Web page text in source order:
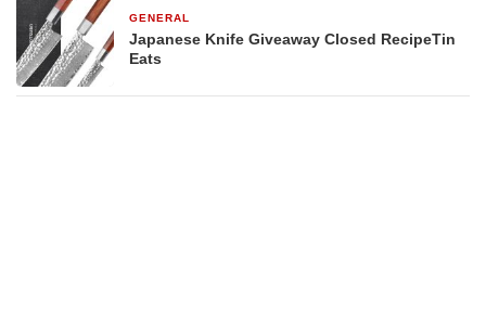
GENERAL
Japanese Knife Giveaway Closed RecipeTin
Eats